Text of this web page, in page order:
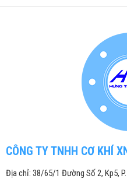
CÔNG TY TNHH CƠ KHÍ
Địa chỉ: 38/65/1 Đường Số 2, Kp5, P.